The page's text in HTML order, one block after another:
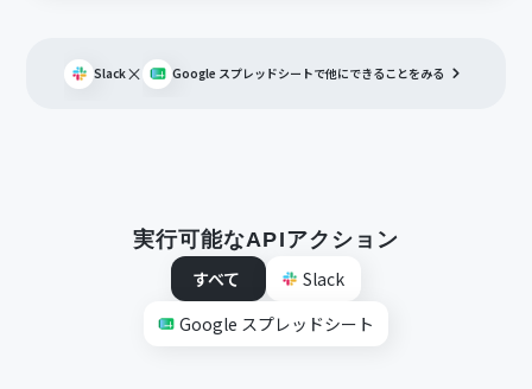
Slack× Google スプレッドシートで他にできることをみる
実行可能なAPIアクション
すべて
Slack
Google スプレッドシート